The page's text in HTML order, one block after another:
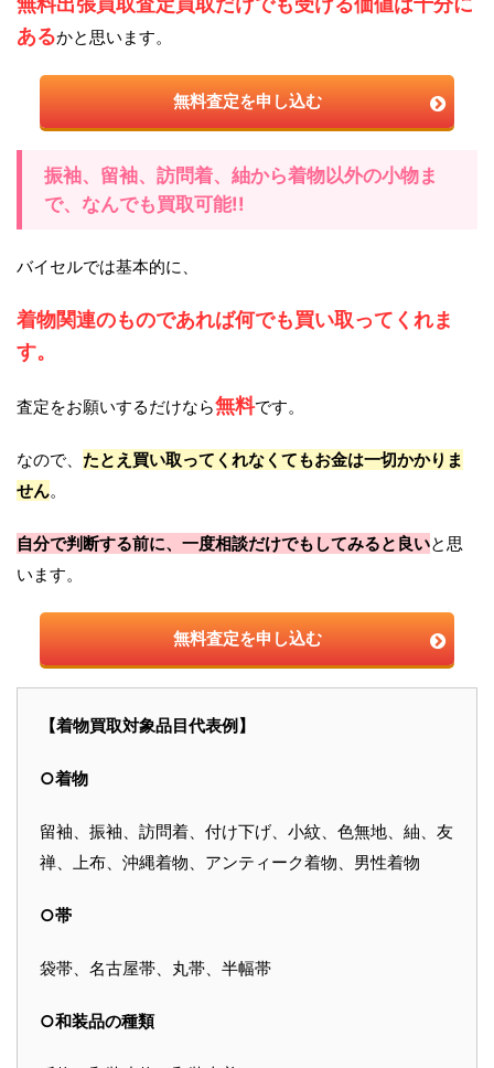
あるかと思います。
無料査定を申し込む
振袖、留袖、訪問着、紬から着物以外の小物ま
で、なんでも買取可能!!
バイセルでは基本的に、
着物関連のものであれば何でも買い取ってくれま
す。
査定をお願いするだけなら無料です。
なので、 たとえ買い取ってくれなくてもお金は一切かかりま
せん。
自分で判断する前に、一度相談だけでもしてみると良いと思
います。
無料査定を申し込む
【着物買取対象品目代表例】
○着物
留袖、振袖、訪問着、付け下げ、小紋、色無地、紬、友
禅、上布、沖縄着物、アンティーク着物、男性着物
○帯
袋帯、名古屋帯、丸帯、半幅帯
○和装品の種類